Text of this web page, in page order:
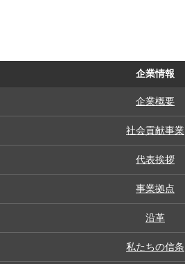
企業情報
企業概要
社会貢献事業
代表挨拶
事業拠点
沿革
私たちの信条